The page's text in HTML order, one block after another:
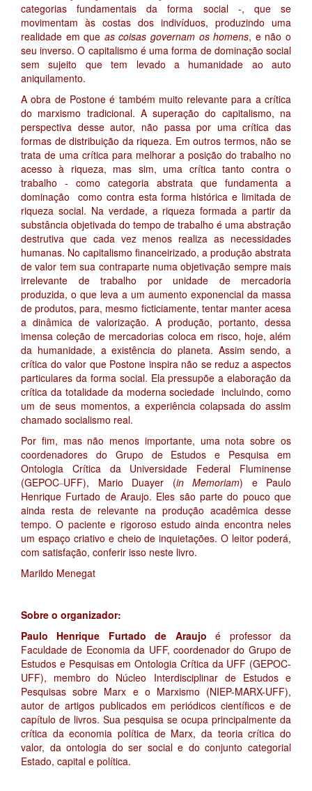
categorias fundamentais da forma social -, que se
movimentam às costas dos indivíduos, produzindo uma
realidade em que as coisas governam os homens, e não o
seu inverso. O capitalismo é uma forma de dominação social
sem sujeito que tem levado a humanidade ao auto
aniquilamento.
A obra de Postone é também muito relevante para a crítica
do marxismo tradicional. A superação do capitalismo, na
perspectiva desse autor, não passa por uma crítica das
formas de distribuição da riqueza. Em outros termos, não se
trata de uma crítica para melhorar a posição do trabalho no
acesso à riqueza, mas sim, uma crítica tanto contra o
trabalho - como categoria abstrata que fundamenta a
dominação como contra esta forma histórica e limitada de
riqueza social. Na verdade, a riqueza formada a partir da
substância objetivada do tempo de trabalho é uma abstração
destrutiva que cada vez menos realiza as necessidades
humanas. No capitalismo financeirizado, a produção abstrata
de valor tem sua contraparte numa objetivação sempre mais
irrelevante de trabalho por unidade de mercadoria
produzida, o que leva a um aumento exponencial da massa
de produtos, para, mesmo ficticiamente, tentar manter acesa
a dinâmica de valorização. A produção, portanto, dessa
imensa coleção de mercadorias coloca em risco, hoje, além
da humanidade, a existência do planeta. Assim sendo, a
crítica do valor que Postone inspira não se reduz a aspectos
particulares da forma social. Ela pressupõe a elaboração da
crítica da totalidade da moderna sociedade incluindo, como
um de seus momentos, a experiência colapsada do assim
chamado socialismo real.
Por fim, mas não menos importante, uma nota sobre os
coordenadores do Grupo de Estudos e Pesquisa em
Ontologia Crítica da Universidade Federal Fluminense
(GEPOC UFF), Mario Duayer (in Memoriam) e Paulo
Henrique Furtado de Araujo. Eles são parte do pouco que
ainda resta de relevante na produção acadêmica desse
tempo. O paciente e rigoroso estudo ainda encontra neles
um espaço criativo e cheio de inquietações. O leitor poderá,
com satisfação, conferir isso neste livro.
Marildo Menegat
Sobre o organizador:
Paulo Henrique Furtado de Araujo é professor da
Faculdade de Economia da UFF, coordenador do Grupo de
Estudos e Pesquisas em Ontologia Crítica da UFF (GEPOC-
UFF), membro do Núcleo Interdisciplinar de Estudos e
Pesquisas sobre Marx e o Marxismo (NIEP-MARX-UFF),
autor de artigos publicados em periódicos científicos e de
capítulo de livros. Sua pesquisa se ocupa principalmente da
crítica da economia política de Marx, da teoria crítica do
valor, da ontologia do ser social e do conjunto categorial
Estado, capital e política.